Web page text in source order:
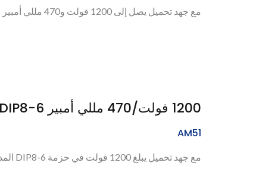
مع جهد تحميل يصل إلى 1200 فولت و470 مللي أمبير من تيار التحميل، تم تصميم مرحل الحالة الصلبة...
1200 فولت/470 مللي أمبير DIP8-6 ريلاي الحالة الصلبة (SiC MOSFET)
AM51
مع جهد تحميل يبلغ 1200 فولت في حزمة DIP8-6 المدمجة، تم تصميم مرحل الحالة الصلبة المصغر من...